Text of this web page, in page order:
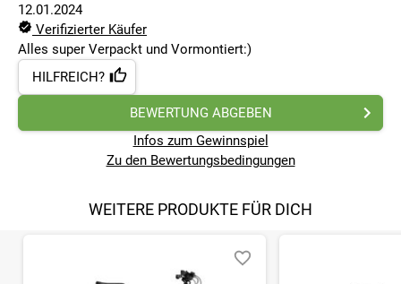
12.01.2024
Verifizierter Käufer
Alles super Verpackt und Vormontiert:)
HILFREICH?
BEWERTUNG ABGEBEN
Infos zum Gewinnspiel
Zu den Bewertungsbedingungen
WEITERE PRODUKTE FÜR DICH